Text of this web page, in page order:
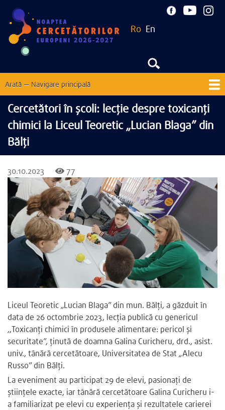
conţinutul
principal
Ro En
Navigare
Arată — Navigare principală
Acasă
Despre
Ediții precedente
Noutăți
EU Corner
Contacte
Cercetători în școli: lecție despre toxicanți
chimici la Liceul Teoretic „Lucian Blaga” din
Bălţi
30.10.2023 77
Liceul Teoretic „Lucian Blaga” din mun. Bălţi, a găzduit în
data de 26 octombrie 2023, lecția publică cu genericul
,,Toxicanți chimici în produsele alimentare: pericol și
securitate”, ținută de doamna Galina Curicheru, drd., asist.
univ., tânără cercetătoare, Universitatea de Stat „Alecu
Russo” din Bălți.
La eveniment au participat 29 de elevi, pasionați de
științele exacte, iar tânără cercetătoare Galina Curicheru i-
a familiarizat pe elevi cu experiența și rezultatele carierei